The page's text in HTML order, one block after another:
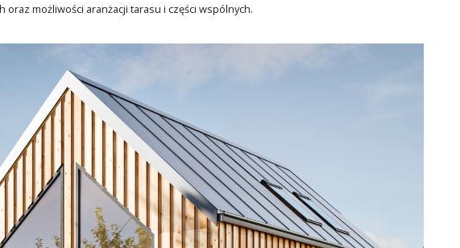
możliwości aranżacji tarasu i części wspólnych.